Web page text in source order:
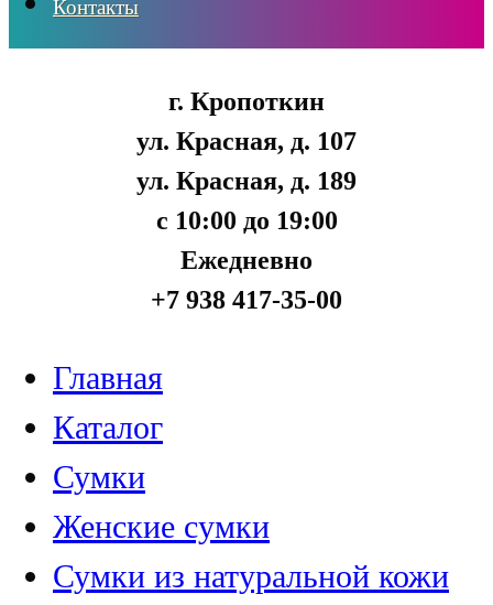
Контакты
г. Кропоткин
ул. Красная, д. 107
ул. Красная, д. 189
с 10:00 до 19:00
Ежедневно
+7 938 417-35-00
Главная
Каталог
Сумки
Женские сумки
Сумки из натуральной кожи